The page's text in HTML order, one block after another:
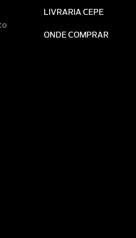
LIVRARIA CEPE
ONDE COMPRAR